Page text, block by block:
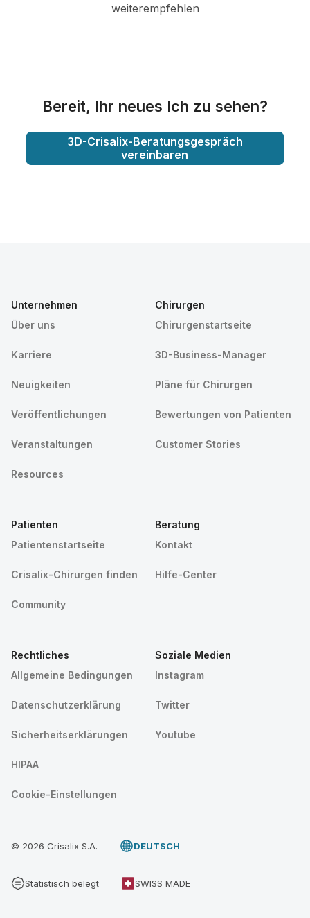
weiterempfehlen
Bereit, Ihr neues Ich zu sehen?
3D-Crisalix-Beratungsgespräch
vereinbaren
Unternehmen
Über uns
Karriere
Neuigkeiten
Veröffentlichungen
Veranstaltungen
Resources
Chirurgen
Chirurgenstartseite
3D-Business-Manager
Pläne für Chirurgen
Bewertungen von Patienten
Customer Stories
Patienten
Patientenstartseite
Crisalix-Chirurgen finden
Community
Beratung
Kontakt
Hilfe-Center
Rechtliches
Allgemeine Bedingungen
Datenschutzerklärung
Sicherheitserklärungen
HIPAA
Cookie-Einstellungen
Soziale Medien
Instagram
Twitter
Youtube
© 2026 Crisalix S.A. DEUTSCH
Statistisch belegt SWISS MADE